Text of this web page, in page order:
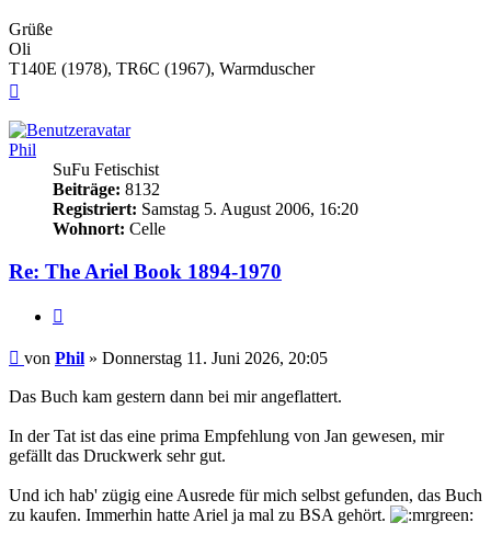
Grüße
Oli
T140E (1978), TR6C (1967), Warmduscher
Phil
SuFu Fetischist
Beiträge: 8132
Registriert: Samstag 5. August 2006, 16:20
Wohnort: Celle
Re: The Ariel Book 1894-1970
Beitrag
von Phil » Donnerstag 11. Juni 2026, 20:05
Das Buch kam gestern dann bei mir angeflattert.
In der Tat ist das eine prima Empfehlung von Jan gewesen, mir
gefällt das Druckwerk sehr gut.
Und ich hab' zügig eine Ausrede für mich selbst gefunden, das Buch
zu kaufen. Immerhin hatte Ariel ja mal zu BSA gehört.